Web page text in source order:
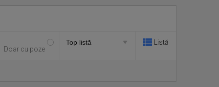
Doar cu poze
Listă